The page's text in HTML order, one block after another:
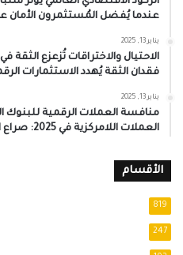
عندما يُفضل المُستثمرون الأمان
يناير 13, 2025
فقدان الثقة يُهدد الاستثمارات
يناير 13, 2025
العملات اللامركزية في 2025: صراع العروش الرقمية
الأقسام
819
247